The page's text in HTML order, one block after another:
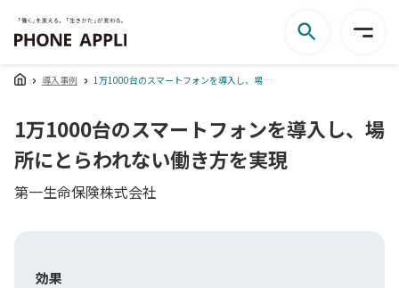
導入事例 1万1000台のスマートフォンを導入し、場所にとらわれない働き方を実現
1万1000台のスマートフォンを導入し、場
所にとらわれない働き方を実現
第一生命保険株式会社
効果